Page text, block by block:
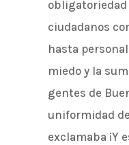
ciudadanos
hasta
miedo y la
gentes de
uniformidad
exclamaba ¡Y